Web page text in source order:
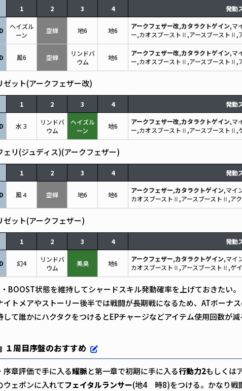
1 2 3 4 発動
D
ヘイズル
ーン
空蝉 地6 地6
アークフェザー改,カタラクトゲイン,マ
ー,カオスブーストⅡ,アースブーストⅡ,
D 風6 空蝉
リンドバ
ウム
地6
アークフェザー改,カタラクトゲイン,マ
ー,カオスブーストⅡ,アースブーストⅡ,
ゼット(アークフェザー改)
1 2 3 4 発動
D 水３
リンドバ
ウム
ヘイズル
ーン
地6
アークフェザー改,カタラクトゲイン,マ
ー,カオスブーストⅡ,アースブーストⅡ,
ェリ(ジュディス)(アークフェザー)
1 2 3 4 発動
D 風４ 空蝉 地6 地6
アークフェザー,カタラクトゲイン,マイ
カオスブーストⅡ,アースブーストⅡ,ア
ゼット(アークフェザー)
1 2 3 4 発動
D 幻4
リンドバ
ウム
美臭 地6
アークフェザー,カタラクトゲイン,マイ
カオスブーストⅡ,アースブーストⅡ,ゲ
BOOST状態を維持してシャードスキル発動確率を上げておきたい。
イトメアやストーリー後半では戦闘が長期戦になるため、ATボーナ
して誰かにハクタクをつけるとEPチャージなどアイテム使用回数が減
１周目序盤のおすすめ
序章評価で手に入る耀脈と第一章で初期に手に入る行動力2もしくは
ウェポンに入れてフェイタルランサー(地4 時8)をつける。かなり戦